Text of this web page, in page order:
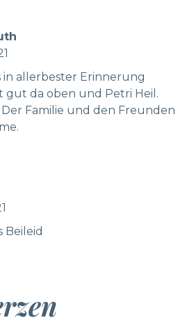
in allerbester Erinnerung
gut da oben und Petri Heil.
Familie und den Freunden
Beileid